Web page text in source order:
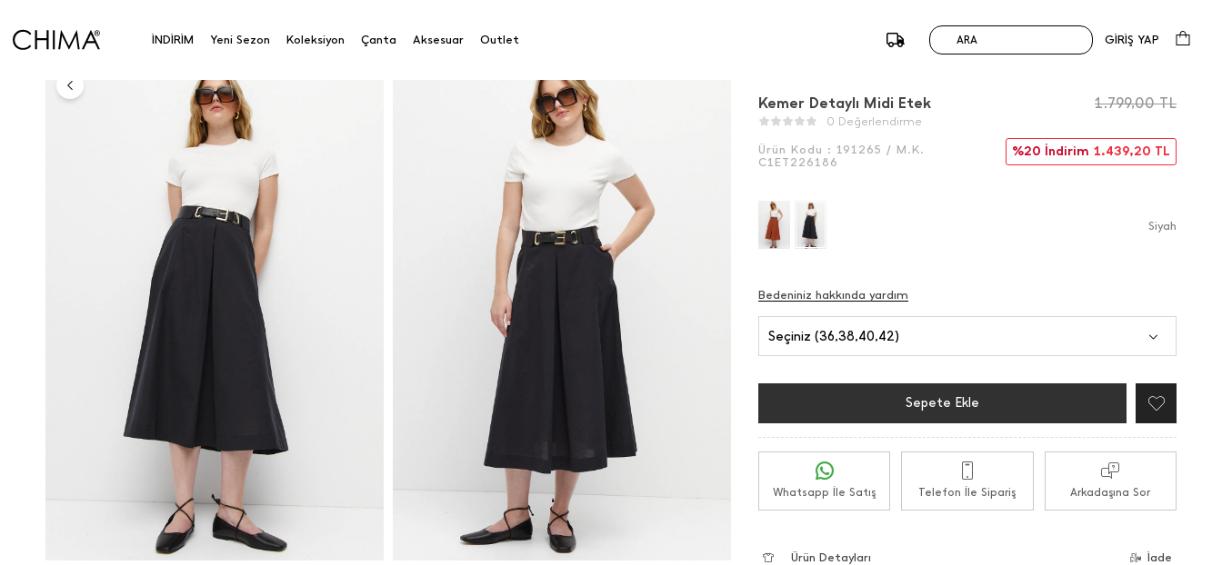
İNDİRİM Yeni Sezon Koleksiyon Çanta Aksesuar Outlet ARA GİRİŞ YAP
Anasayfa
Kemer Detaylı Midi Etek
0 Değerlendirme
Ürün Kodu : 191265 / M.K.
C1ET226186
1.799,00TL
%20 İndirim 1.439,20 TL
Si̇yah
Bedeniniz hakkında yardım
Seçiniz (36,38,40,42)
Sepete Ekle
Whatsapp İle Satış Telefon İle Sipariş Arkadaşına Sor
Ürün Detayları İade